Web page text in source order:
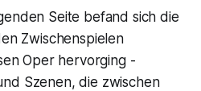
Seite befand sich die
Zwischenspielen
Oper hervorging -
Szenen, die zwischen